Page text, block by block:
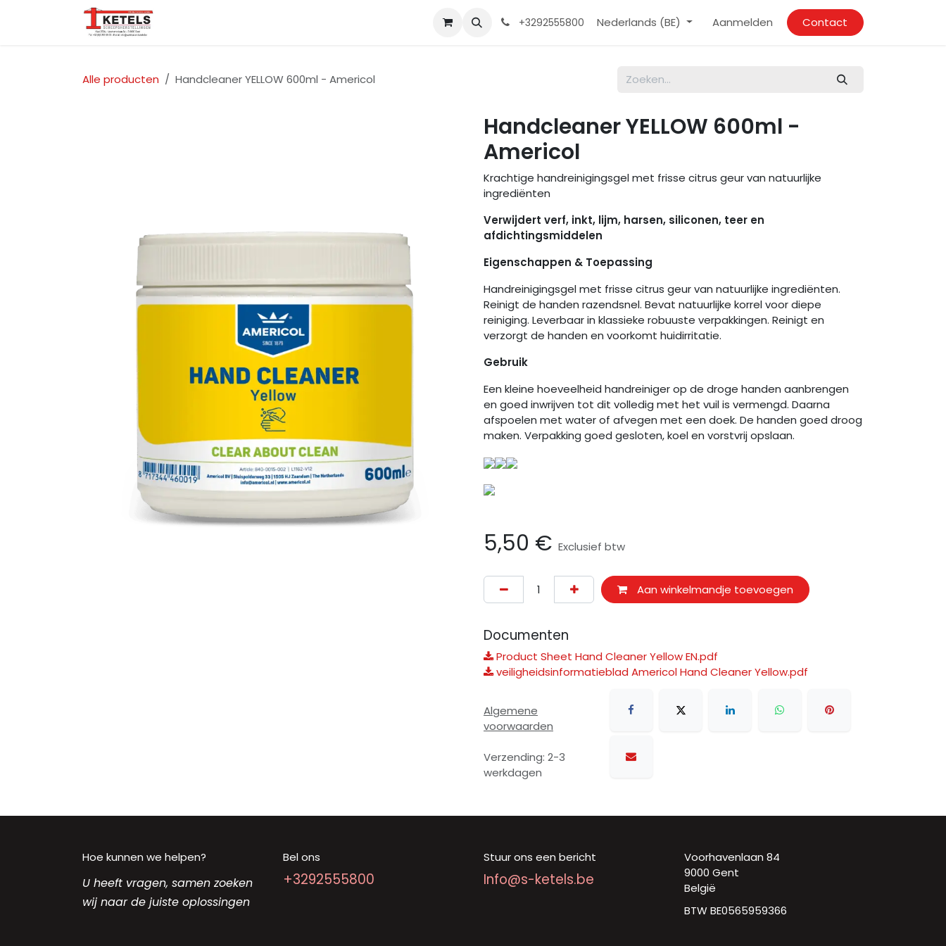
Overslaan naar inhoud
+3292555800 Nederlands (BE) Aanmelden Contact
Alle producten Handcleaner YELLOW 600ml - Americol
Handcleaner YELLOW 600ml -
Americol
Krachtige handreinigingsgel met frisse citrus geur van natuurlijke
ingrediënten
Verwijdert verf, inkt, lijm, harsen, siliconen, teer en
afdichtingsmiddelen
Eigenschappen & Toepassing
Handreinigingsgel met frisse citrus geur van natuurlijke ingrediënten.
Reinigt de handen razendsnel. Bevat natuurlijke korrel voor diepe
reiniging. Leverbaar in klassieke robuuste verpakkingen. Reinigt en
verzorgt de handen en voorkomt huidirritatie.
Gebruik
Een kleine hoeveelheid handreiniger op de droge handen aanbrengen
en goed inwrijven tot dit volledig met het vuil is vermengd. Daarna
afspoelen met water of afvegen met een doek. De handen goed droog
maken. Verpakking goed gesloten, koel en vorstvrij opslaan.
5,50 € Exclusief btw
Aan winkelmandje toevoegen
Documenten
Product Sheet Hand Cleaner Yellow EN.pdf
veiligheidsinformatieblad Americol Hand Cleaner Yellow.pdf
Algemene
voorwaarden
Verzending: 2-3
werkdagen
Hoe kunnen we helpen?
U heeft vragen, samen zoeken
wij naar de juiste oplossingen
Bel ons
+3292555800
Stuur ons een bericht
Info@s-ketels.be
Voorhavenlaan 84
9000 Gent
België
BTW BE0565959366